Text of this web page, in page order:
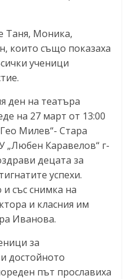
Таня, Моника,
които също показаха
ученици
ден на театъра
на 27 март от 13:00
Милев“- Стара
„Любен Каравелов“ г-
децата за
успехи.
със снимка на
и класния им
Иванова.
за
достойното
път прославиха